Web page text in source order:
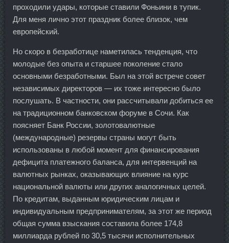
проходили удары, которые ставили Фоньини в тупик.
Для меня лично этот праздник более близок, чем
европейский.
Но скоро в безработице наметилась тенденция, что
молодые без опыта и старшее поколение стало
основными безработными. Был на этой встрече совет
независимых директоров — их тоже интересно было
послушать. В частности, они рассчитывали добиться ее
на традиционном банковском форуме в Сочи. Как
поясняет Банк России, золотовалютные
(международные) резервы страны могут быть
использованы в любой момент для финансирования
дефицита платежного баланса, для интервенций на
валютных рынках, оказывающих влияние на курс
национальной валюты или других аналогичных целей.
По кредитам, выданным юридическим лицам и
индивидуальным предпринимателям, за этот же период
общая сумма взыскания составила более 174,8
миллиарда рублей по 30,5 тысячи исполнительных